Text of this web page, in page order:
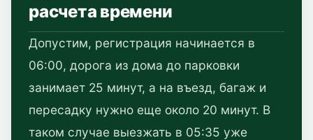
расчета времени
Допустим, регистрация начинается в
06:00, дорога из дома до парковки
занимает 25 минут, а на въезд, багаж и
пересадку нужно еще около 20 минут. В
таком случае выезжать в 05:35 уже